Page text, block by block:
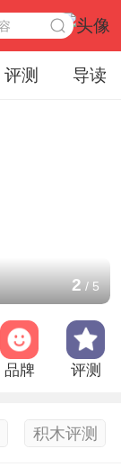
评测 导读
2 / 5
品牌 评测
积木评测